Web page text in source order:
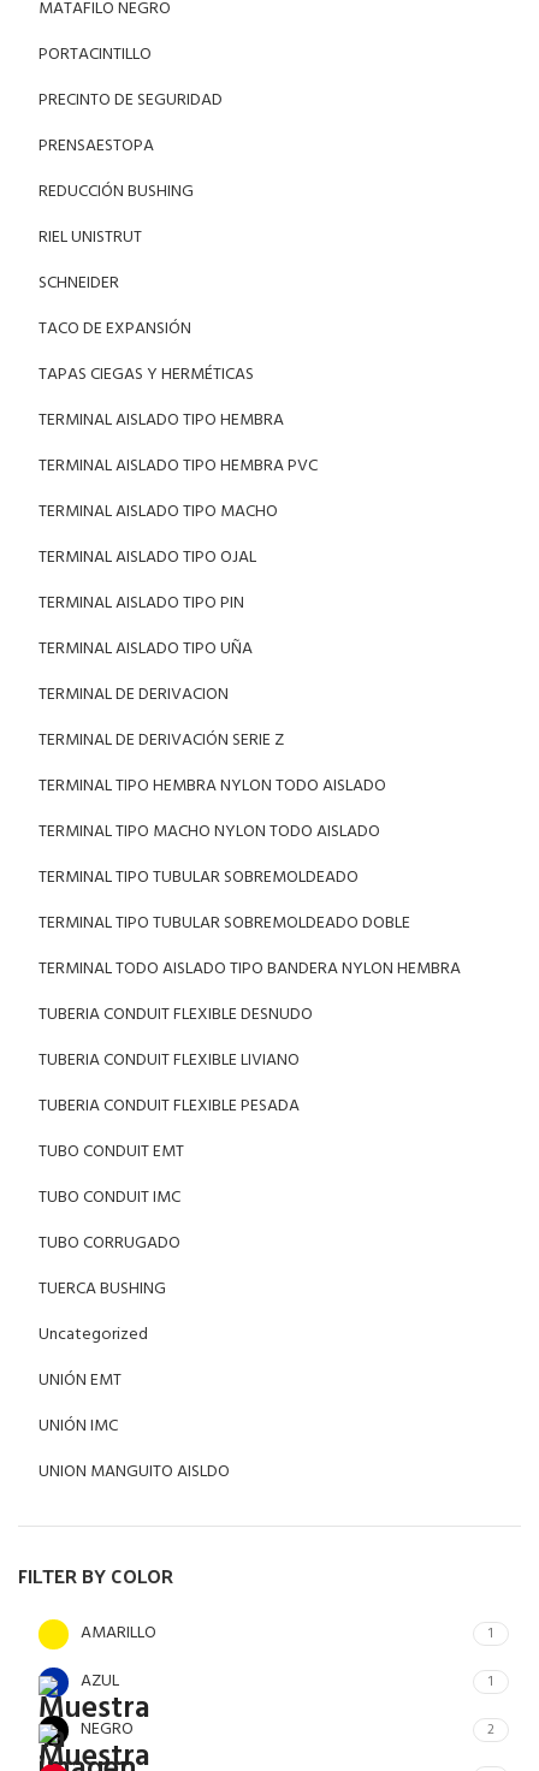
MATAFILO NEGRO
PORTACINTILLO
PRECINTO DE SEGURIDAD
PRENSAESTOPA
REDUCCIÓN BUSHING
RIEL UNISTRUT
SCHNEIDER
TACO DE EXPANSIÓN
TAPAS CIEGAS Y HERMÉTICAS
TERMINAL AISLADO TIPO HEMBRA
TERMINAL AISLADO TIPO HEMBRA PVC
TERMINAL AISLADO TIPO MACHO
TERMINAL AISLADO TIPO OJAL
TERMINAL AISLADO TIPO PIN
TERMINAL AISLADO TIPO UÑA
TERMINAL DE DERIVACION
TERMINAL DE DERIVACIÓN SERIE Z
TERMINAL TIPO HEMBRA NYLON TODO AISLADO
TERMINAL TIPO MACHO NYLON TODO AISLADO
TERMINAL TIPO TUBULAR SOBREMOLDEADO
TERMINAL TIPO TUBULAR SOBREMOLDEADO DOBLE
TERMINAL TODO AISLADO TIPO BANDERA NYLON HEMBRA
TUBERIA CONDUIT FLEXIBLE DESNUDO
TUBERIA CONDUIT FLEXIBLE LIVIANO
TUBERIA CONDUIT FLEXIBLE PESADA
TUBO CONDUIT EMT
TUBO CONDUIT IMC
TUBO CORRUGADO
TUERCA BUSHING
Uncategorized
UNIÓN EMT
UNIÓN IMC
UNION MANGUITO AISLDO
FILTER BY COLOR
AMARILLO 1
AZUL 1
NEGRO 2